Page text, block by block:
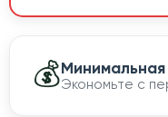
💰Минимальная
Экономьте с